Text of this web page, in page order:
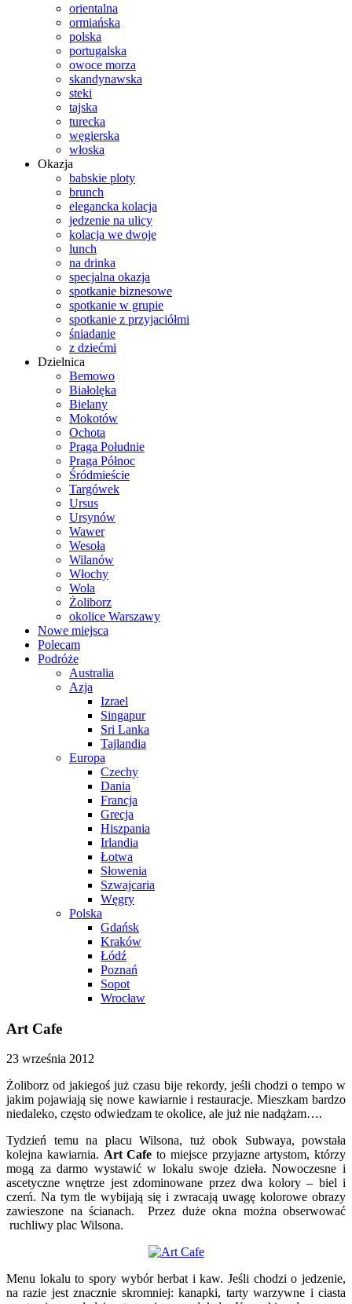
orientalna
ormiańska
polska
portugalska
owoce morza
skandynawska
steki
tajska
turecka
węgierska
włoska
Okazja
babskie ploty
brunch
elegancka kolacja
jedzenie na ulicy
kolacja we dwoje
lunch
na drinka
specjalna okazja
spotkanie biznesowe
spotkanie w grupie
spotkanie z przyjaciółmi
śniadanie
z dziećmi
Dzielnica
Bemowo
Białolęka
Bielany
Mokotów
Ochota
Praga Południe
Praga Północ
Śródmieście
Targówek
Ursus
Ursynów
Wawer
Wesoła
Wilanów
Włochy
Wola
Żoliborz
okolice Warszawy
Nowe miejsca
Polecam
Podróże
Australia
Azja
Izrael
Singapur
Sri Lanka
Tajlandia
Europa
Czechy
Dania
Francja
Grecja
Hiszpania
Irlandia
Łotwa
Słowenia
Szwajcaria
Węgry
Polska
Gdańsk
Kraków
Łódź
Poznań
Sopot
Wrocław
Art Cafe
23 września 2012
Żoliborz od jakiegoś już czasu bije rekordy, jeśli chodzi o tempo w
jakim pojawiają się nowe kawiarnie i restauracje. Mieszkam bardzo
niedaleko, często odwiedzam te okolice, ale już nie nadążam….
Tydzień temu na placu Wilsona, tuż obok Subwaya, powstała
kolejna kawiarnia. Art Cafe to miejsce przyjazne artystom, którzy
mogą za darmo wystawić w lokalu swoje dzieła. Nowoczesne i
ascetyczne wnętrze jest zdominowane przez dwa kolory – biel i
czerń. Na tym tle wybijają się i zwracają uwagę kolorowe obrazy
zawieszone na ścianach. Przez duże okna można obserwować
ruchliwy plac Wilsona.
Menu lokalu to spory wybór herbat i kaw. Jeśli chodzi o jedzenie,
na razie jest znacznie skromniej: kanapki, tarty warzywne i ciasta